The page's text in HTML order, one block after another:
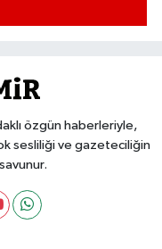
özgün haberleriyle,
sesliliği ve gazeteciliğin